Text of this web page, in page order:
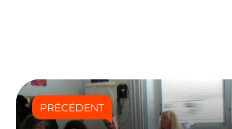
PRÉCÉDENT